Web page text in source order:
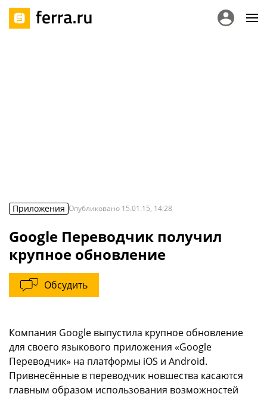
Приложения Опубликовано 15.01.15, 14:28
Google Переводчик получил
крупное обновление
Обсудить
Компания Google выпустила крупное обновление
для своего языкового приложения «Google
Переводчик» на платформы iOS и Android.
Привнесённые в переводчик новшества касаются
главным образом использования возможностей